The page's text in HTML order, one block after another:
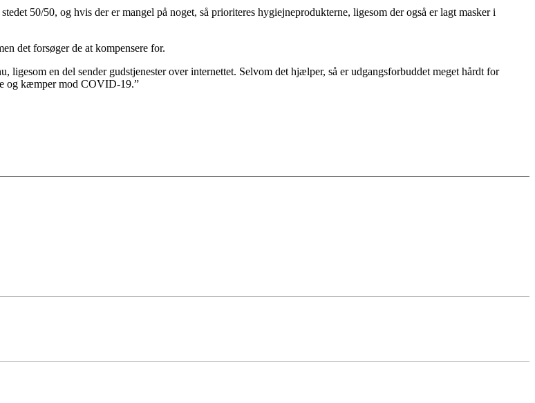
50/50, og hvis der er mangel på noget, så prioriteres hygiejneprodukterne, ligesom der også er lagt masker i
det forsøger de at kompensere for.
en del sender gudstjenester over internettet. Selvom det hjælper, så er udgangsforbuddet meget hårdt for
og kæmper mod COVID-19.”